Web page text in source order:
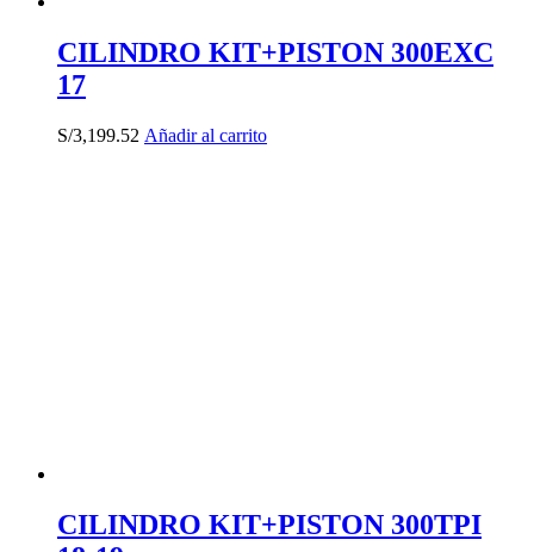
CILINDRO KIT+PISTON 300EXC
17
S/3,199.52 Añadir al carrito
CILINDRO KIT+PISTON 300TPI